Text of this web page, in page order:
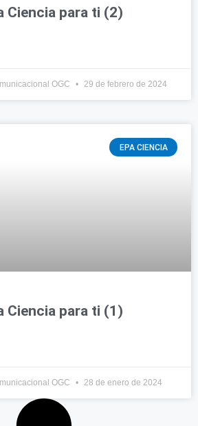
Ciencia para ti (2)
OGC 29 de febrero de 2024
EPA CIENCIA
Ciencia para ti (1)
OGC 28 de enero de 2024